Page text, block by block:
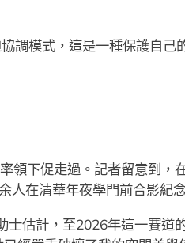
調模式，這是一種保護自己
領下促走過。記者留意到，
人在清華年夜學門前合影紀
士估計，至2026年這一賽道